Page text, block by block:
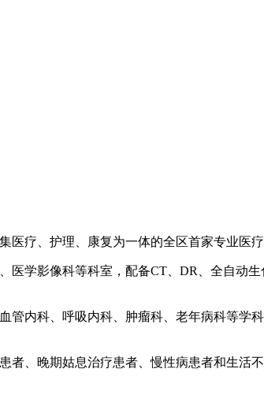
疗、护理、康复为一体的全区首家专业医疗
学影像科等科室，配备CT、DR、全自动
内科、呼吸内科、肿瘤科、老年病科等学
、晚期姑息治疗患者、慢性病患者和生活